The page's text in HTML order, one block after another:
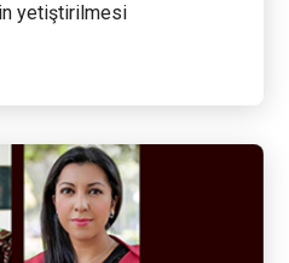
yetiştirilmesi